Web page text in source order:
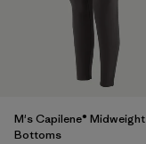
M's Capilene® Midweight
Bottoms